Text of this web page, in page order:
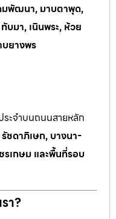
มพัฒนา, มาบตาพุด,
บมา, เนินพระ, ห้วย
บยางพร
ระจำบนถนนสายหลัก
ชดาภิเษก, บางนา-
รเกษม และพื้นที่รอบ
า?